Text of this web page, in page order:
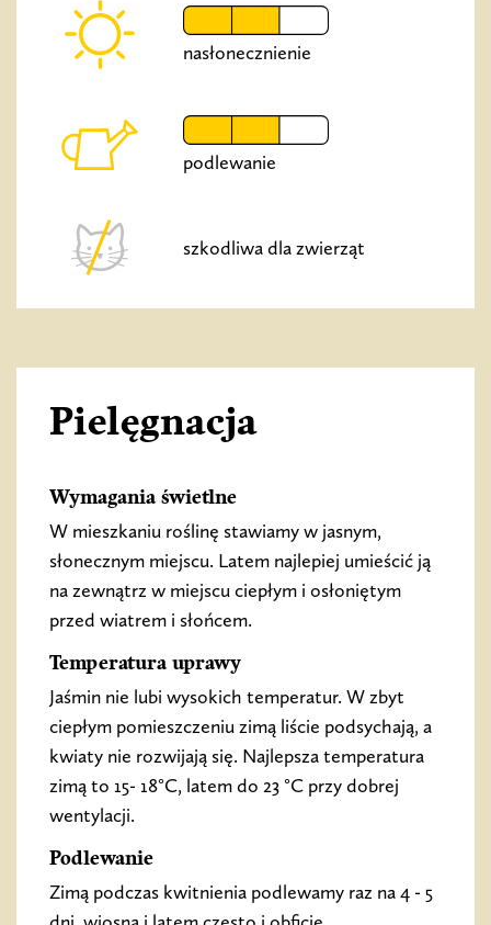
nasłonecznienie
podlewanie
szkodliwa dla zwierząt
Pielęgnacja
Wymagania świetlne
W mieszkaniu roślinę stawiamy w jasnym,
słonecznym miejscu. Latem najlepiej umieścić ją
na zewnątrz w miejscu ciepłym i osłoniętym
przed wiatrem i słońcem.
Temperatura uprawy
Jaśmin nie lubi wysokich temperatur. W zbyt
ciepłym pomieszczeniu zimą liście podsychają, a
kwiaty nie rozwijają się. Najlepsza temperatura
zimą to 15- 18°C, latem do 23 °C przy dobrej
wentylacji.
Podlewanie
Zimą podczas kwitnienia podlewamy raz na 4 - 5